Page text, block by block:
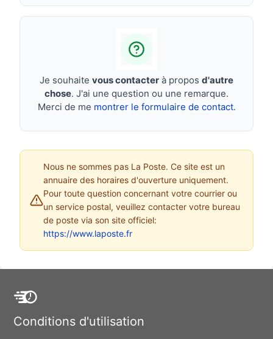
Je souhaite vous contacter à propos d'autre
chose. J'ai une question ou une remarque.
Merci de me montrer le formulaire de contact.
Nous ne sommes pas La Poste. Ce site est un
annuaire des horaires d'ouverture uniquement.
Pour toute question concernant votre courrier ou
un service postal, veuillez contacter votre bureau
de poste via son site officiel:
https://www.laposte.fr
Conditions d'utilisation